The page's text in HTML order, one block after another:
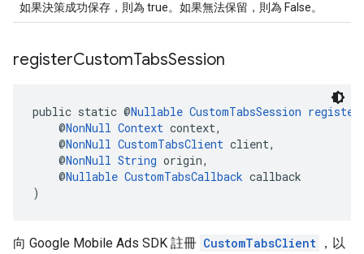
如果決策成功保存，則為 true。如果無法保留，則為 False。
registerCustomTabsSession
public static @Nullable CustomTabsSession
@NonNull Context context,
@NonNull CustomTabsClient client,
@NonNull String origin,
@Nullable CustomTabsCallback callback
)
向 Google Mobile Ads SDK 註冊 CustomTabsClient ，以